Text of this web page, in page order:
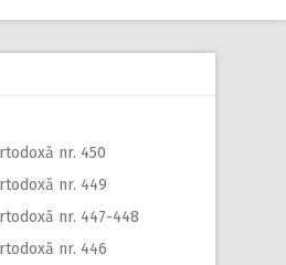
nr. 450
nr. 449
nr. 447-448
nr. 446